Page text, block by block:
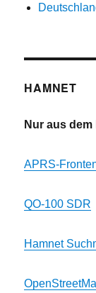
HAMNET
Nur aus
APRS-
QO-100 SDR
Hamnet